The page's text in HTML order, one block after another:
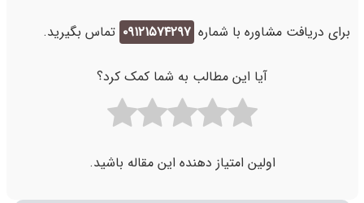
برای دریافت مشاوره با شماره ۰۹۱۲۱۵۷۴۲۹۷ تماس بگیرید.
آیا این مطالب به شما کمک کرد؟
اولین امتیاز دهنده این مقاله باشید.